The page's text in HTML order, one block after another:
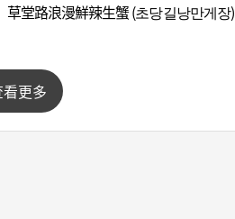
草堂路浪漫鮮辣生蟹 (초당길낭만게장)
看更多